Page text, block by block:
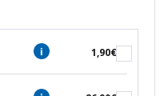
1,90€